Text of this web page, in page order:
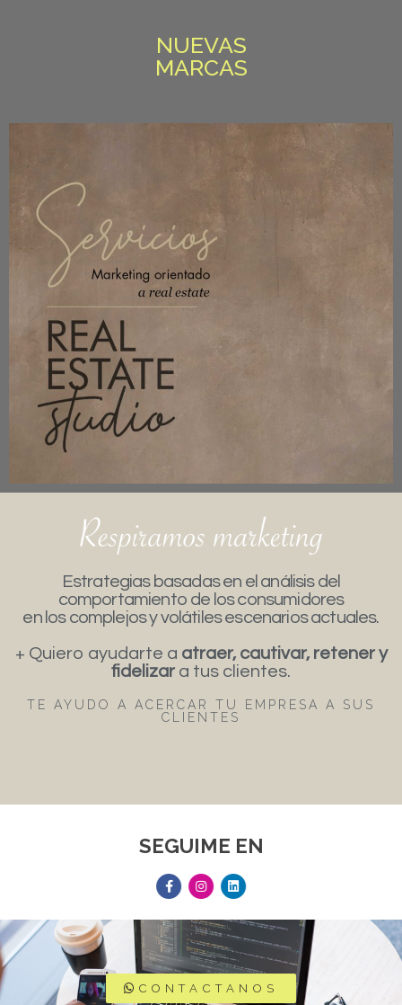
NUEVAS
MARCAS
Estrategias basadas en el análisis del
comportamiento de los consumidores
en los complejos y volátiles escenarios actuales.
+ Quiero ayudarte a atraer, cautivar, retener y
fidelizar a tus clientes.
TE AYUDO A ACERCAR TU EMPRESA A SUS
CLIENTES
SEGUIME EN
CONTACTANOS